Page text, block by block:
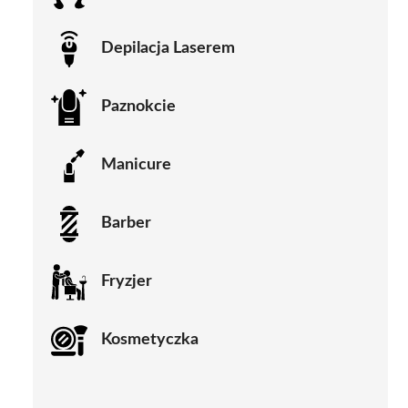
Depilacja Laserem
Paznokcie
Manicure
Barber
Fryzjer
Kosmetyczka